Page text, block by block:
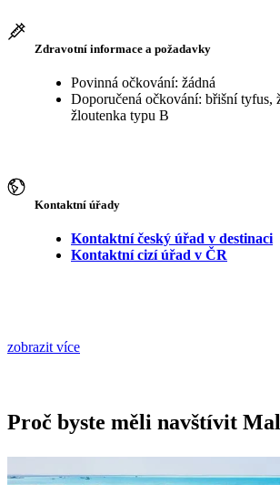
Zdravotní informace a požadavky
Povinná očkování: žádná
Doporučená očkování: břišní tyfus,
žloutenka typu B
Kontaktní úřady
Kontaktní český úřad v destinaci
Kontaktní cizí úřad v ČR
zobrazit více
Proč byste měli navštívit